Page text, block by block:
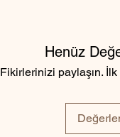
Henüz
Fikirlerinizi paylaşın.